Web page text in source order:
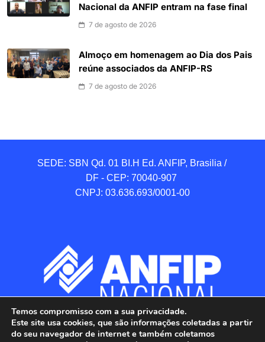
Nacional da ANFIP entram na fase final
7 de agosto de 2026
Almoço em homenagem ao Dia dos Pais
reúne associados da ANFIP-RS
7 de agosto de 2026
SEDE: SBN Qd. 01 BI.H Ed. ANFIP, Brasilia /
DF - CEP: 70040-907
CNPJ: 03.636.693/0001-00
Temos compromisso com a sua privacidade.
Este site usa cookies, que são informações coletadas a partir
do seu navegador de internet e também coletamos